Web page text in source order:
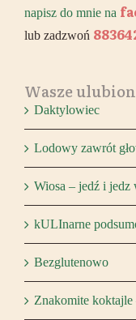
napisz do mnie na
lub zadzwoń
Wasze
Daktylowiec
Lodowy zawrót
Wiosa – jedź i jedz
kULInarne
Bezglutenowo
Znakomite koktajle